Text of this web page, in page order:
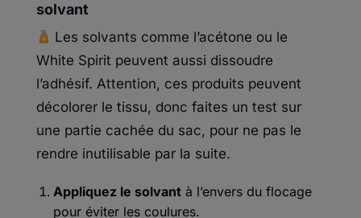
solvant
Les solvants comme l’acétone ou le
White Spirit peuvent aussi dissoudre
l’adhésif. Attention, ces produits peuvent
décolorer le tissu, donc faites un test sur
une partie cachée du sac, pour ne pas le
rendre inutilisable par la suite.
Appliquez le solvantà l’envers du flocage
pour éviter les coulures.